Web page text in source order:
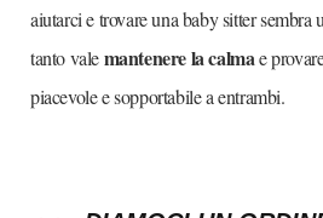
aiutarci e trovare una baby sitter sembra
tanto valemantenere la calmae
piacevole e sopportabile a entrambi.